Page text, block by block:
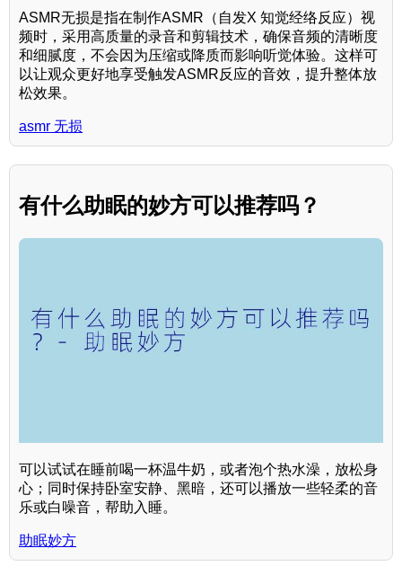
ASMR无损是指在制作ASMR（自发X 知觉经络反应）视
频时，采用高质量的录音和剪辑技术，确保音频的清晰度
和细腻度，不会因为压缩或降质而影响听觉体验。这样可
以让观众更好地享受触发ASMR反应的音效，提升整体放
松效果。
asmr 无损
有什么助眠的妙方可以推荐吗？
可以试试在睡前喝一杯温牛奶，或者泡个热水澡，放松身
心；同时保持卧室安静、黑暗，还可以播放一些轻柔的音
乐或白噪音，帮助入睡。
助眠妙方